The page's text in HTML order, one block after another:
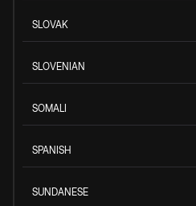
SLOVAK
SLOVENIAN
SOMALI
SPANISH
SUNDANESE